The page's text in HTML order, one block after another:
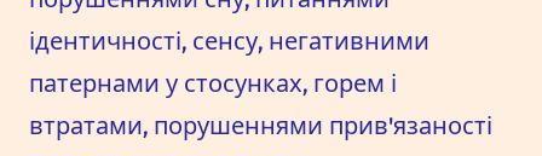
ідентичності, сенсу, негативними
патернами у стосунках, горем і
втратами, порушеннями прив'язаності